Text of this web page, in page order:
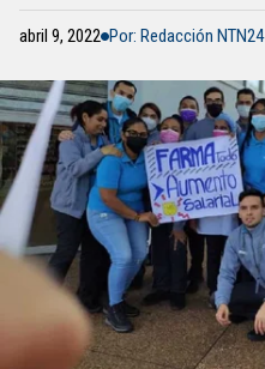
abril 9, 2022 Por: Redacción NTN24